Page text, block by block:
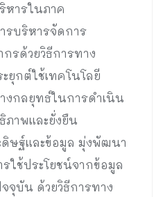
หารในภาค
รบริหารจัดการ
รด้วยวิธีการทาง
ยุกต์ใช้เทคโนโลยี
งกลยุทธ์ในการดำเนิน
ภาพและยั่งยืน
ษฐ์และข้อมูล มุ่งพัฒนา
ใช้ประโยชน์จากข้อมูล
จุบัน ด้วยวิธีการทาง